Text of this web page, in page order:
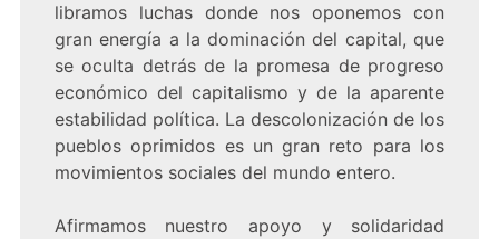
libramos luchas donde nos oponemos con
gran energía a la dominación del capital, que
se oculta detrás de la promesa de progreso
económico del capitalismo y de la aparente
estabilidad política. La descolonización de los
pueblos oprimidos es un gran reto para los
movimientos sociales del mundo entero.
Afirmamos nuestro apoyo y solidaridad